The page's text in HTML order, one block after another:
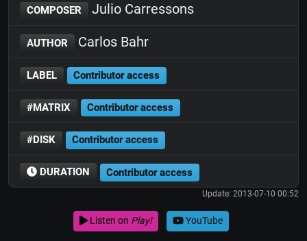
COMPOSER Julio Carressons
AUTHOR Carlos Bahr
LABEL Contributor access
#MATRIX Contributor access
#DISK Contributor access
DURATION Contributor access
Update: 2013-07-10 00:52
Listen on Play! YouTube